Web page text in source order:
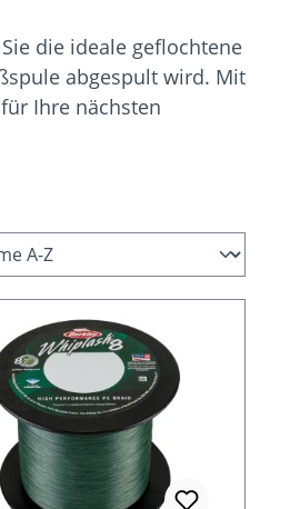
die ideale geflochtene
abgespult wird. Mit
Ihre nächsten